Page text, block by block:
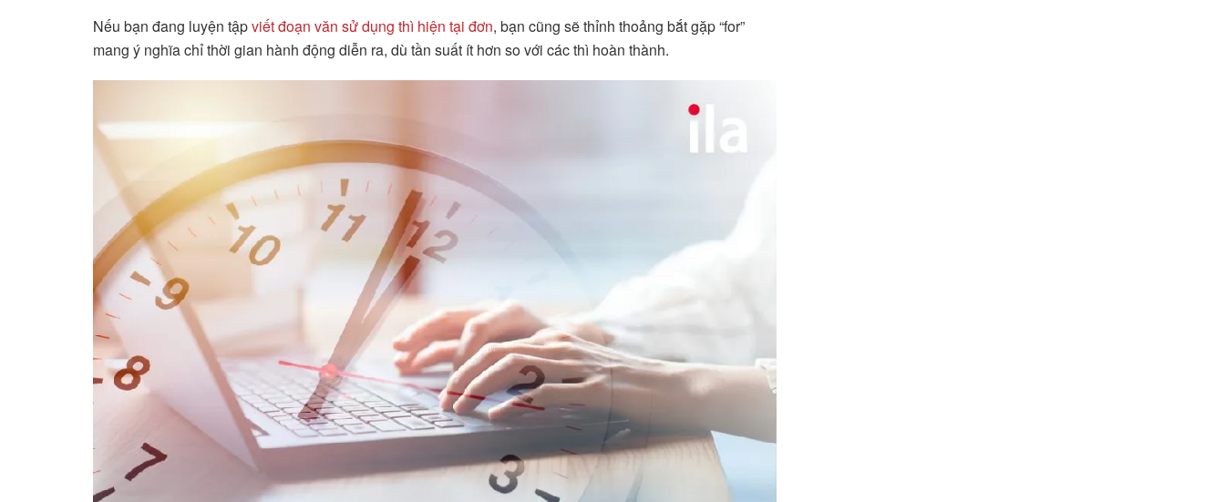
Nếu bạn đang luyện tậpviết đoạn văn sử dụng thì hiện tại đơn, bạn cũng sẽ thỉnh thoảng bắt gặp “for”
mang ý nghĩa chỉ thời gian hành động diễn ra, dù tần suất ít hơn so với các thì hoàn thành.